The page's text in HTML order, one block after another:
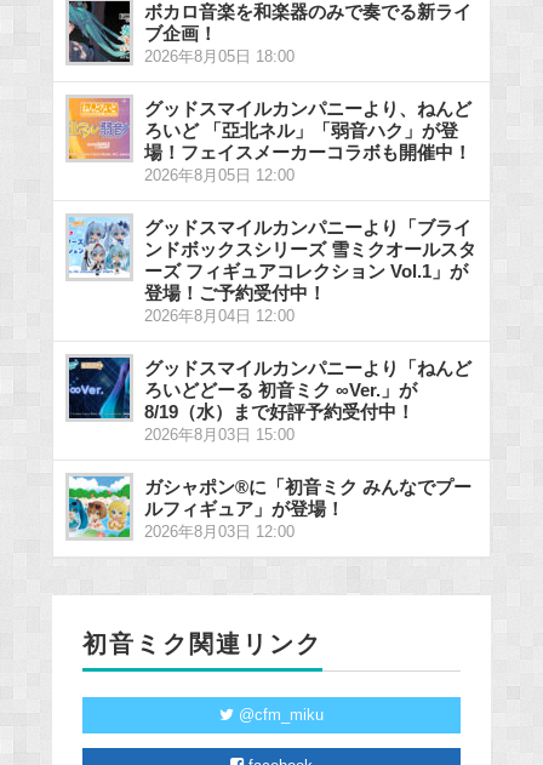
ボカロ音楽を和楽器のみで奏でる新ライ
ブ企画！
2026年8月05日 18:00
グッドスマイルカンパニーより、ねんど
ろいど 「亞北ネル」「弱音ハク」が登
場！フェイスメーカーコラボも開催中！
2026年8月05日 12:00
グッドスマイルカンパニーより「ブライ
ンドボックスシリーズ 雪ミクオールスタ
ーズ フィギュアコレクション Vol.1」が
登場！ご予約受付中！
2026年8月04日 12:00
グッドスマイルカンパニーより「ねんど
ろいどどーる 初音ミク ∞Ver.」が
8/19（水）まで好評予約受付中！
2026年8月03日 15:00
ガシャポン®に「初音ミク みんなでプー
ルフィギュア」が登場！
2026年8月03日 12:00
初音ミク関連リンク
@cfm_miku